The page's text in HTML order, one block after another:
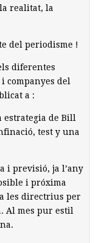
realitat, la
del periodisme !
diferentes
companyes del
a :
estrategia de Bill
test y una
i previsió, ja l’any
i próxima
les directrius per
Al mes pur estil